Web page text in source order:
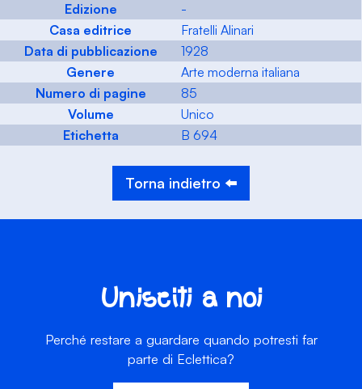
Edizione
-
Casa editrice
Fratelli Alinari
Data di pubblicazione
1928
Genere
Arte moderna italiana
Numero di pagine
85
Volume
Unico
Etichetta
B 694
Torna indietro ⬅️
Unisciti a noi
Perché restare a guardare quando potresti far
parte di Eclettica?